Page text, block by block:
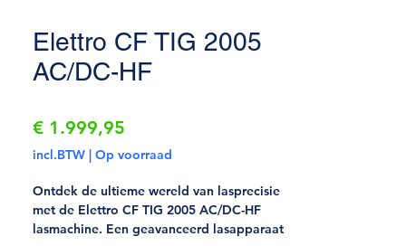
Elettro CF TIG 2005
AC/DC-HF
€ 1.999,95
incl.BTW Op voorraad
Ontdek de ultieme wereld van lasprecisie
met de Elettro CF TIG 2005 AC/DC-HF
lasmachine. Een geavanceerd lasapparaat